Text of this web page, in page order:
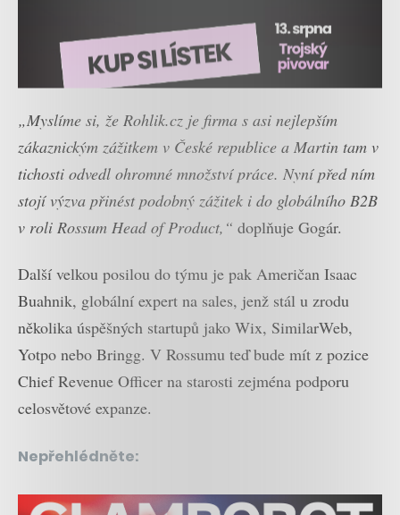
„Myslíme si, že Rohlik.cz je firma s asi nejlepším
zákaznickým zážitkem v České republice a Martin tam v
tichosti odvedl ohromné množství práce. Nyní před ním
stojí výzva přinést podobný zážitek i do globálního B2B
v roli Rossum Head of Product,“ doplňuje Gogár.
Další velkou posilou do týmu je pak Američan Isaac
Buahnik, globální expert na sales, jenž stál u zrodu
několika úspěšných startupů jako Wix, SimilarWeb,
Yotpo nebo Bringg. V Rossumu teď bude mít z pozice
Chief Revenue Officer na starosti zejména podporu
celosvětové expanze.
Nepřehlédněte: